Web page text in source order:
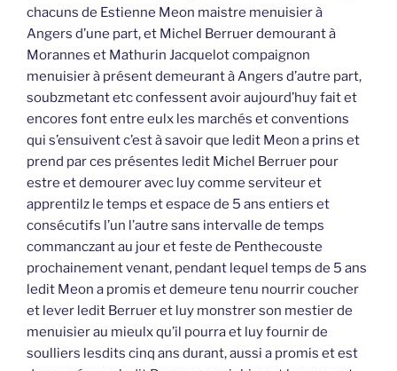
chacuns de Estienne Meon maistre menuisier à
Angers d’une part, et Michel Berruer demourant à
Morannes et Mathurin Jacquelot compaignon
menuisier à présent demeurant à Angers d’autre part,
soubzmetant etc confessent avoir aujourd’huy fait et
encores font entre eulx les marchés et conventions
qui s’ensuivent c’est à savoir que ledit Meon a prins et
prend par ces présentes ledit Michel Berruer pour
estre et demourer avec luy comme serviteur et
apprentilz le temps et espace de 5 ans entiers et
consécutifs l’un l’autre sans intervalle de temps
commanczant au jour et feste de Penthecouste
prochainement venant, pendant lequel temps de 5 ans
ledit Meon a promis et demeure tenu nourrir coucher
et lever ledit Berruer et luy monstrer son mestier de
menuisier au mieulx qu’il pourra et luy fournir de
soulliers lesdits cinq ans durant, aussi a promis et est